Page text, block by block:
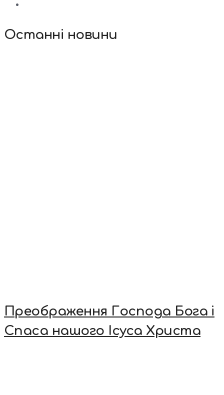
Останні новини
Преображення Господа Бога і
Спаса нашого Ісуса Христа